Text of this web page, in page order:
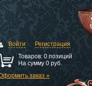
Войти
Регистрация
Товаров:0 позиций
На сумму 0 руб.
заказ »